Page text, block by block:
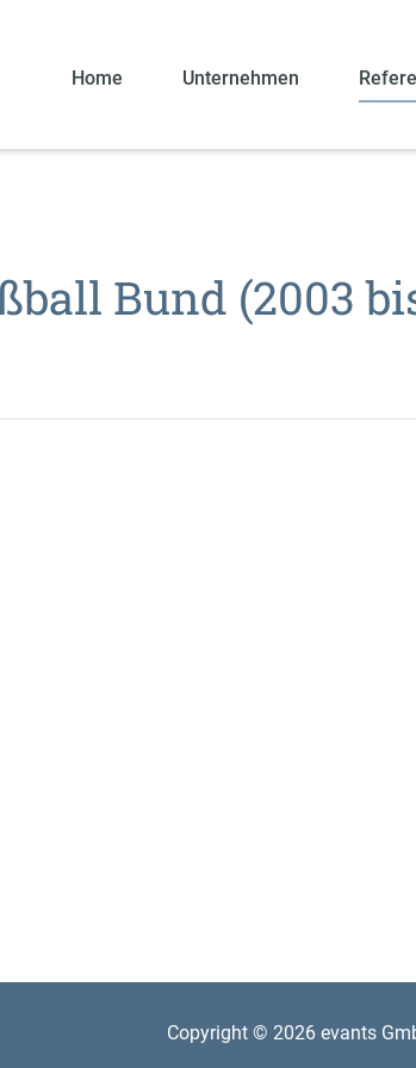
Home Unternehmen
Bund (2003
Copyright © 2026 evants